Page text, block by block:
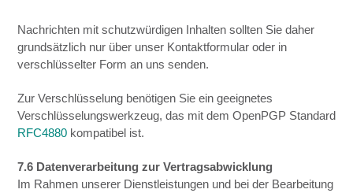
Nachrichten mit schutzwürdigen Inhalten sollten Sie daher
grundsätzlich nur über unser Kontaktformular oder in
verschlüsselter Form an uns senden.
Zur Verschlüsselung benötigen Sie ein geeignetes
Verschlüsselungswerkzeug, das mit dem OpenPGP Standard
RFC4880 kompatibel ist.
7.6 Datenverarbeitung zur Vertragsabwicklung
Im Rahmen unserer Dienstleistungen und bei der Bearbeitung